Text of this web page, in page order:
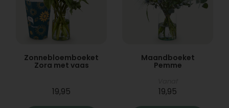
Zonnebloemboeket
Zora met vaas
19,95
Maandboeket
Pemme
19,95